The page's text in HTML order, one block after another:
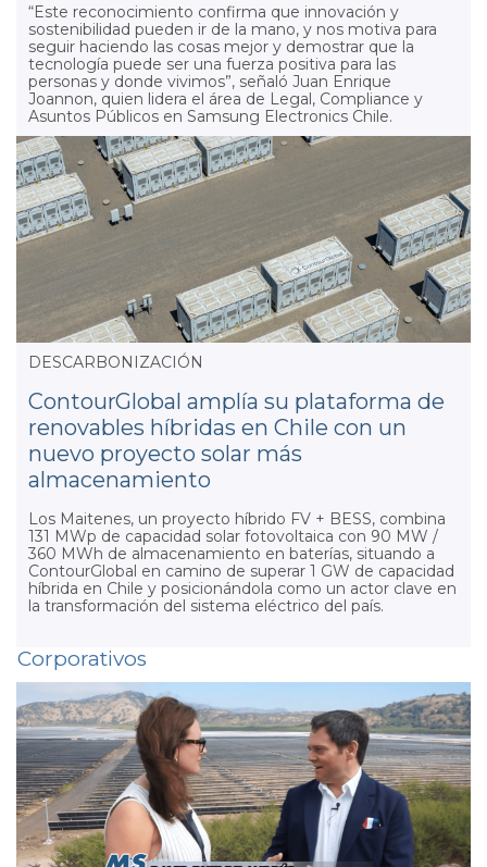
“Este reconocimiento confirma que innovación y
sostenibilidad pueden ir de la mano, y nos motiva para
seguir haciendo las cosas mejor y demostrar que la
tecnología puede ser una fuerza positiva para las
personas y donde vivimos”, señaló Juan Enrique
Joannon, quien lidera el área de Legal, Compliance y
Asuntos Públicos en Samsung Electronics Chile.
DESCARBONIZACIÓN
ContourGlobal amplía su plataforma de
renovables híbridas en Chile con un
nuevo proyecto solar más
almacenamiento
Los Maitenes, un proyecto híbrido FV + BESS, combina
131 MWp de capacidad solar fotovoltaica con 90 MW /
360 MWh de almacenamiento en baterías, situando a
ContourGlobal en camino de superar 1 GW de capacidad
híbrida en Chile y posicionándola como un actor clave en
la transformación del sistema eléctrico del país.
Corporativos